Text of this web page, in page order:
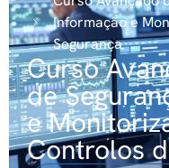
Informação e
Segurança
Curso
de
e
Controlos